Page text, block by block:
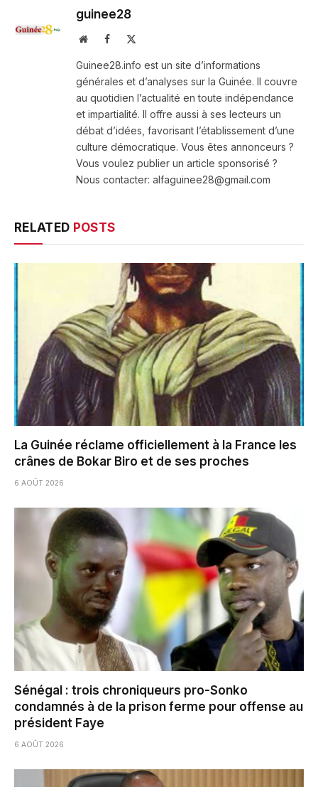
guinee28
WebsiteFacebook
Guinee28.info est un site d’informations
générales et d’analyses sur la Guinée. Il couvre
au quotidien l’actualité en toute indépendance
et impartialité. Il offre aussi à ses lecteurs un
débat d’idées, favorisant l’établissement d’une
culture démocratique. Vous êtes annonceurs ?
Vous voulez publier un article sponsorisé ?
Nous contacter: alfaguinee28@gmail.com
RELATED POSTS
La Guinée réclame officiellement à la France les
crânes de Bokar Biro et de ses proches
6 AOÛT 2026
Sénégal : trois chroniqueurs pro-Sonko
condamnés à de la prison ferme pour offense au
président Faye
6 AOÛT 2026